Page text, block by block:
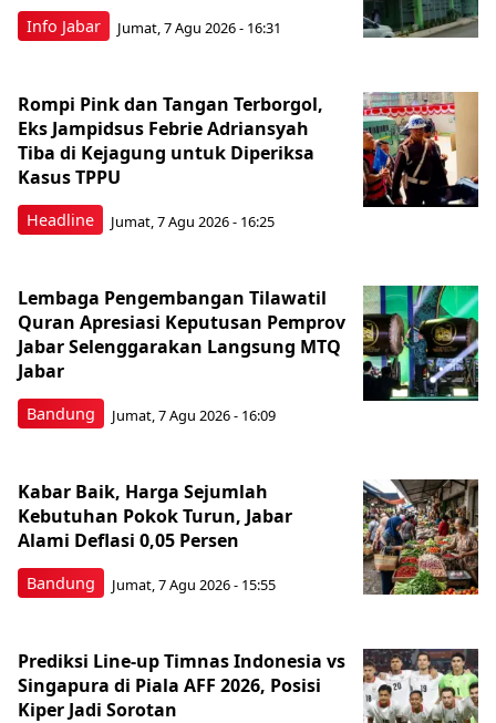
Info Jabar Jumat, 7 Agu 2026 - 16:31
Headline
Rompi Pink dan Tangan Terborgol,
Eks Jampidsus Febrie Adriansyah
Tiba di Kejagung untuk Diperiksa
Kasus TPPU
Jumat, 7 Agu 2026 - 16:25
Bandung
Lembaga Pengembangan Tilawatil
Quran Apresiasi Keputusan Pemprov
Jabar Selenggarakan Langsung MTQ
Jabar
Jumat, 7 Agu 2026 - 16:09
Bandung
Kabar Baik, Harga Sejumlah
Kebutuhan Pokok Turun, Jabar
Alami Deflasi 0,05 Persen
Jumat, 7 Agu 2026 - 15:55
Prediksi Line-up Timnas Indonesia vs
Singapura di Piala AFF 2026, Posisi
Kiper Jadi Sorotan